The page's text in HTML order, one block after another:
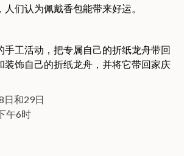
们认为佩戴香包能带来好运。
手工活动，把专属自己的折纸龙舟带回
装饰自己的折纸龙舟，并将它带回家庆
日和29日
午6时